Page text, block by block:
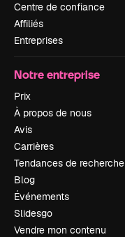
Centre de confiance
Affiliés
Entreprises
Notre entreprise
Prix
À propos de nous
Avis
Carrières
Tendances de recherche
Blog
Événements
Slidesgo
Vendre mon contenu